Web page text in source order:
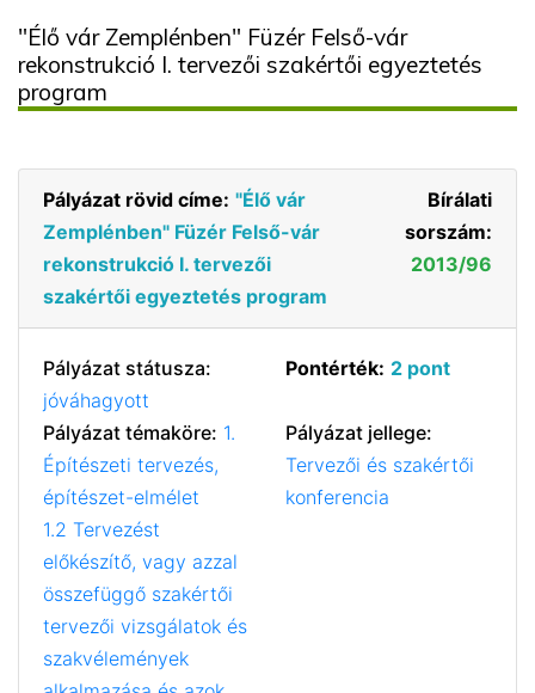
"Élő vár Zemplénben" Füzér Felső-vár
rekonstrukció I. tervezői szakértői egyeztetés
program
Pályázat rövid címe: "Élő vár
Zemplénben" Füzér Felső-vár
rekonstrukció I. tervezői
szakértői egyeztetés program
Bírálati
sorszám:
2013/96
Pályázat státusza:
jóváhagyott
Pontérték: 2 pont
Pályázat témaköre: 1.
Építészeti tervezés,
építészet-elmélet
1.2 Tervezést
előkészítő, vagy azzal
összefüggő szakértői
tervezői vizsgálatok és
szakvélemények
Pályázat jellege:
Tervezői és szakértői
konferencia